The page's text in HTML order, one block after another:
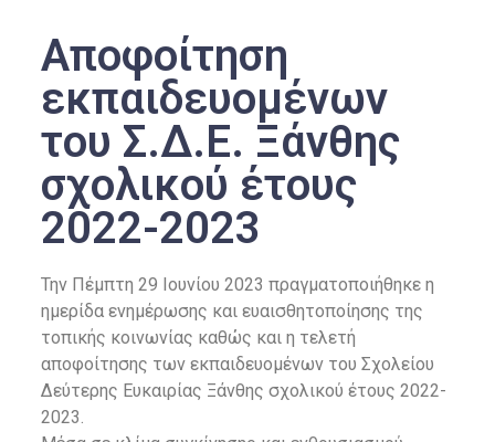
Αποφοίτηση
εκπαιδευομένων
του Σ.Δ.Ε. Ξάνθης
σχολικού έτους
2022-2023
Την Πέμπτη 29 Ιουνίου 2023 πραγματοποιήθηκε η
ημερίδα ενημέρωσης και ευαισθητοποίησης της
τοπικής κοινωνίας καθώς και η τελετή
αποφοίτησης των εκπαιδευομένων του Σχολείου
Δεύτερης Ευκαιρίας Ξάνθης σχολικού έτους 2022-
2023.